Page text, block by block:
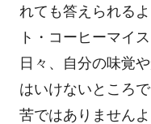
れても答えられる
ト・コーヒーマイ
日々、自分の味覚
はいけないところ
苦ではありませんよ